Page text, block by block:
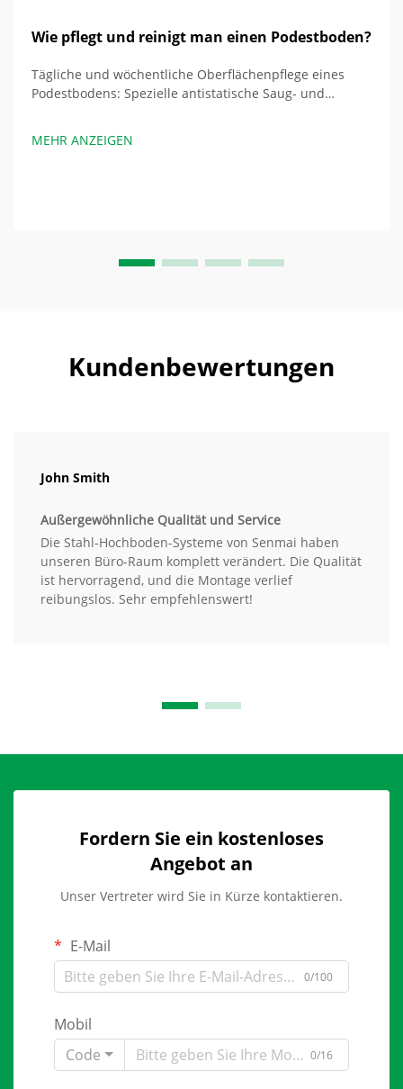
Wie pflegt und reinigt man einen Podestboden?
Tägliche und wöchentliche Oberflächenpflege eines
Podestbodens: Spezielle antistatische Saug- und
Protokolle, um Schäden durch elektrostatische
MEHR ANZEIGEN
Kundenbewertungen
John Smith
Außergewöhnliche Qualität und Service
Die Stahl-Hochboden-Systeme von Senmai haben
unseren Büro-Raum komplett verändert. Die Qualität
ist hervorragend, und die Montage verlief
reibungslos. Sehr empfehlenswert!
Fordern Sie ein kostenloses
Angebot an
Unser Vertreter wird Sie in Kürze kontaktieren.
E-Mail
0/100
Mobil
Code
0/16